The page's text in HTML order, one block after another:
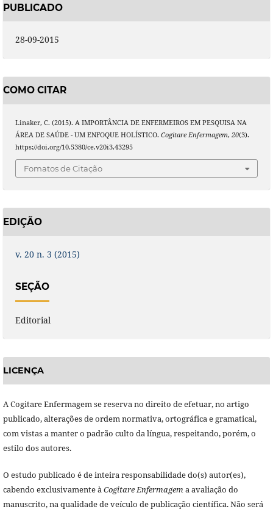
PUBLICADO
28-09-2015
COMO CITAR
Linaker, C. (2015). A IMPORTÂNCIA DE ENFERMEIROS EM PESQUISA NA
ÁREA DE SAÚDE - UM ENFOQUE HOLÍSTICO. Cogitare Enfermagem, 20(3).
https://doi.org/10.5380/ce.v20i3.43295
Fomatos de Citação
EDIÇÃO
v. 20 n. 3 (2015)
SEÇÃO
Editorial
LICENÇA
A Cogitare Enfermagem se reserva no direito de efetuar, no artigo
publicado, alterações de ordem normativa, ortográfica e gramatical,
com vistas a manter o padrão culto da língua, respeitando, porém, o
estilo dos autores.
O estudo publicado é de inteira responsabilidade do(s) autor(es),
cabendo exclusivamente à Cogitare Enfermagem a avaliação do
manuscrito, na qualidade de veículo de publicação científica. Não será